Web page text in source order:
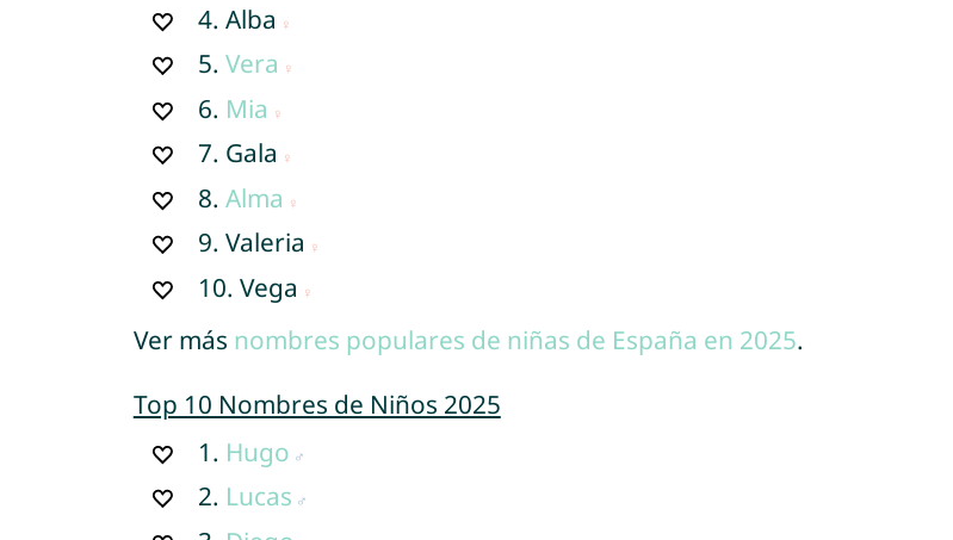
4.Alba
5.Vera
6. Mia
7. Gala
8.Alma
9.Valeria
10.Vega
Ver más nombres populares de niñas de España en 2025.
Top 10 Nombres de Niños 2025
1. Hugo
2. Lucas